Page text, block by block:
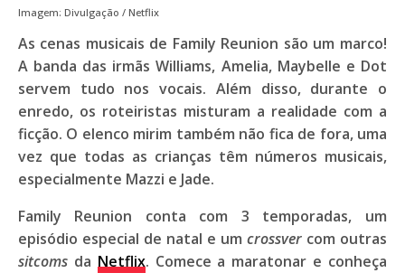
Imagem: Divulgação / Netflix
As cenas musicais de Family Reunion são um marco!
A banda das irmãsWilliams, Amelia, Maybelle e Dot
servem tudo nos vocais. Além disso, durante o
enredo, os roteiristas misturam a realidade com a
ficção. O elenco mirim também não fica de fora, uma
vez que todas as crianças têm números musicais,
especialmente Mazzi e Jade.
Family Reunion conta com 3 temporadas, um
episódio especial de natal e um crossvercom outras
sitcoms da Netflix. Comece a maratonar e conheça